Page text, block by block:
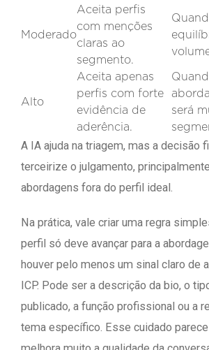
Moderado
Aceita perfis
com menções
claras ao
segmento.
Alto
Aceita apenas
perfis com forte
evidência de
aderência.
será
A IA ajuda na triagem, mas a decisão
terceirize o julgamento,
abordagens fora do perfil ideal.
Na prática, vale criar uma regra
perfil só deve avançar para a
houver pelo menos um sinal claro de
ICP. Pode ser a descrição da bio, o
publicado, a função profissional ou a
tema específico. Esse cuidado